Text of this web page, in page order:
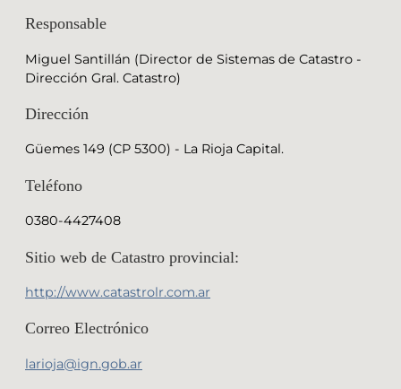
Responsable
Miguel Santillán (Director de Sistemas de Catastro -
Dirección Gral. Catastro)
Dirección
Güemes 149 (CP 5300) - La Rioja Capital.
Teléfono
0380-4427408
Sitio web de Catastro provincial:
http://www.catastrolr.com.ar
Correo Electrónico
larioja@ign.gob.ar